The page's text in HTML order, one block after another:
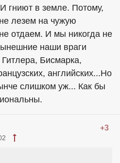
гниют в земле. Потому,
лезем на чужую
отдаем. И мы никогда не
наши враги
Бисмарка,
английских...Но
слишком уж... Как бы
+3